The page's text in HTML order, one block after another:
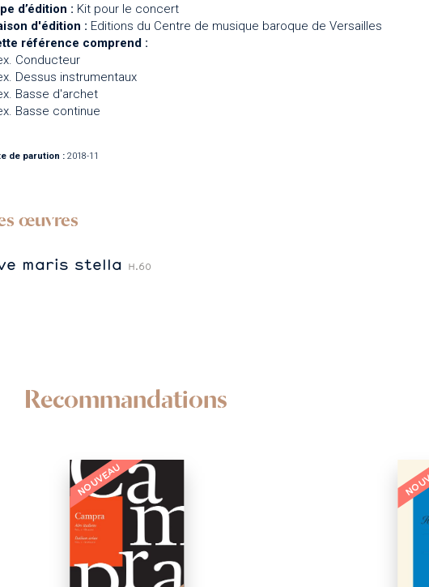
d’édition : Kit pour le concert
d'édition : Editions du Centre de musique baroque de Versailles
référence comprend :
Conducteur
Dessus instrumentaux
Basse d'archet
Basse continue
de parution : 2018-11
œuvres
maris stella H.60
Recommandations
NOUVEAU